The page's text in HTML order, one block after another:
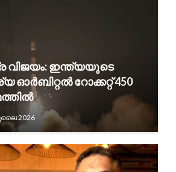
വിജയം: ഇന്ത്യയുടെ
റോക്കറ്റ് 450
2026